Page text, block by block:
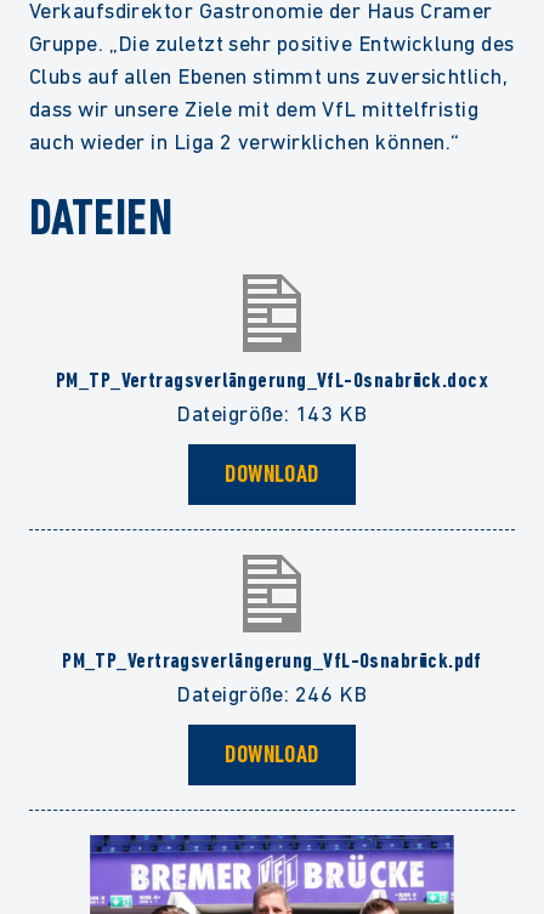
Verkaufsdirektor Gastronomie der Haus Cramer
Gruppe. „Die zuletzt sehr positive Entwicklung des
Clubs auf allen Ebenen stimmt uns zuversichtlich,
dass wir unsere Ziele mit dem VfL mittelfristig
auch wieder in Liga 2 verwirklichen können.“
DATEIEN
PM_TP_Vertragsverlängerung_VfL-Osnabrück.docx
Dateigröße: 143 KB
DOWNLOAD
PM_TP_Vertragsverlängerung_VfL-Osnabrück.pdf
Dateigröße: 246 KB
DOWNLOAD